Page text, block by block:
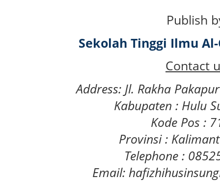
Publish
Sekolah Tinggi Ilmu
Contact
Address: Jl. Rakha
Kabupaten : Hulu
Kode Pos :
Provinsi :
Telephone :
Email: